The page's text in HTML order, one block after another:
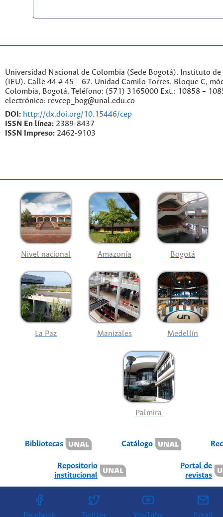
Universidad Nacional de Colombia (Sede Bogotá). Instituto
(IEU). Calle 44 # 45 – 67. Unidad Camilo Torres. Bloque C,
Colombia, Bogotá. Teléfono: (571) 3165000 Ext.: 10858 –
electrónico: revcep_bog@unal.edu.co
DOI: http://dx.doi.org/10.15446/cep
ISSN En línea: 2389-8437
ISSN Impreso: 2462-9103
Nivel nacional Amazonía Bogotá
La Paz Manizales Medellín
Palmira
Bibliotecas Catálogo
Repositorio
institucional
Portal de
revistas